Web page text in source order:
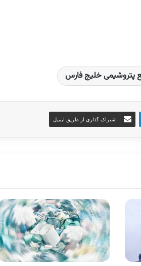
پتروشیمی خلیج فارس
اشتراک گذاری از طریق ایمیل